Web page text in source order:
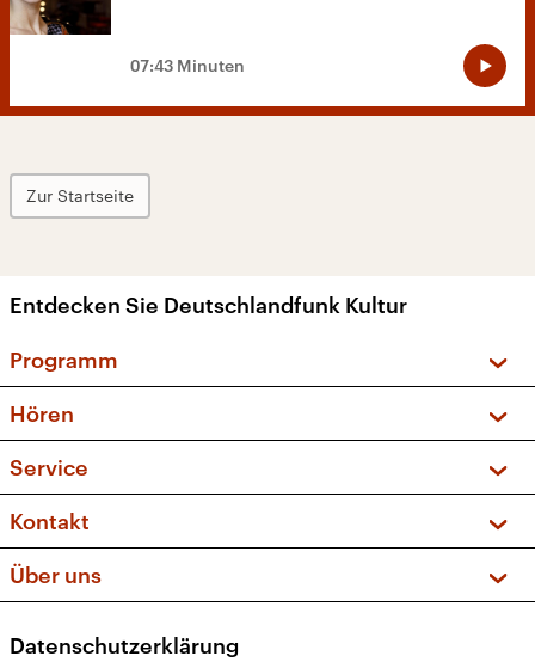
07:43 Minuten
Zur Startseite
Entdecken Sie Deutschlandfunk Kultur
Programm
Sendungen und Podcasts
Musikliste
Kakadu – Das Kinderprogramm
Hören
Frequenzen (UKW + DAB+)
Service
FAQ
Apps
Newsletter
Kontakt
Social Media
Über uns
Presse
Datenschutzerklärung